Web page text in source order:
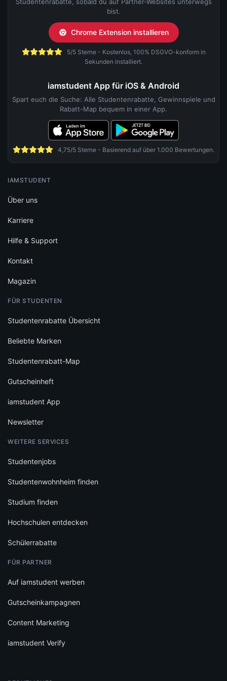
bist.
Chrome Extension installieren
5/5 Sterne - Kostenlos, 100% DSGVO-konform in
Sekunden installiert.
iamstudent App für iOS & Android
Spart euch die Suche: Alle Studentenrabatte, Gewinnspiele und
Rabatt-Map bequem in einer App.
4,75/5 Sterne - Basierend auf über 1.000 Bewertungen.
IAMSTUDENT
Über uns
Karriere
Hilfe & Support
Kontakt
Magazin
FÜR STUDENTEN
Studentenrabatte Übersicht
Beliebte Marken
Studentenrabatt-Map
Gutscheinheft
iamstudent App
Newsletter
WEITERE SERVICES
Studentenjobs
Studentenwohnheim finden
Studium finden
Hochschulen entdecken
Schülerrabatte
FÜR PARTNER
Auf iamstudent werben
Gutscheinkampagnen
Content Marketing
iamstudent Verify